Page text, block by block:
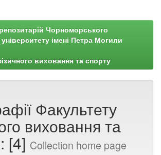
Чорноморського
імені Петра Могили
виховання та спорту
Факультету
виховання та
[4] Collection home page